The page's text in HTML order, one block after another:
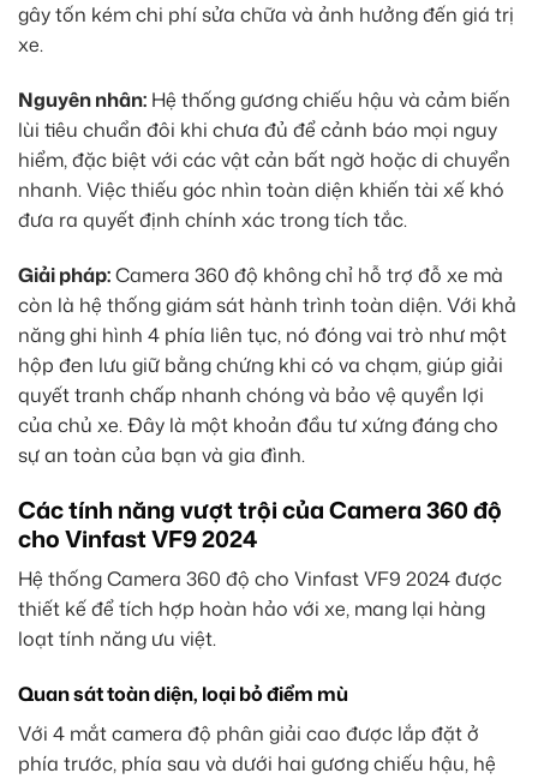
gây tốn kém chi phí sửa chữa và ảnh hưởng đến giá trị
xe.
Nguyên nhân: Hệ thống gương chiếu hậu và cảm biến
lùi tiêu chuẩn đôi khi chưa đủ để cảnh báo mọi nguy
hiểm, đặc biệt với các vật cản bất ngờ hoặc di chuyển
nhanh. Việc thiếu góc nhìn toàn diện khiến tài xế khó
đưa ra quyết định chính xác trong tích tắc.
Giải pháp:Camera 360 độ không chỉ hỗ trợ đỗ xe mà
còn là hệ thống giám sát hành trình toàn diện. Với khả
năng ghi hình 4 phía liên tục, nó đóng vai trò như một
hộp đen lưu giữ bằng chứng khi có va chạm, giúp giải
quyết tranh chấp nhanh chóng và bảo vệ quyền lợi
của chủ xe. Đây là một khoản đầu tư xứng đáng cho
sự an toàn của bạn và gia đình.
Các tính năng vượt trội của Camera 360 độ
cho Vinfast VF9 2024
Hệ thống Camera 360 độ cho Vinfast VF9 2024 được
thiết kế để tích hợp hoàn hảo với xe, mang lại hàng
loạt tính năng ưu việt.
Quan sát toàn diện, loại bỏ điểm mù
Với 4 mắt camera độ phân giải cao được lắp đặt ở
phía trước, phía sau và dưới hai gương chiếu hậu, hệ